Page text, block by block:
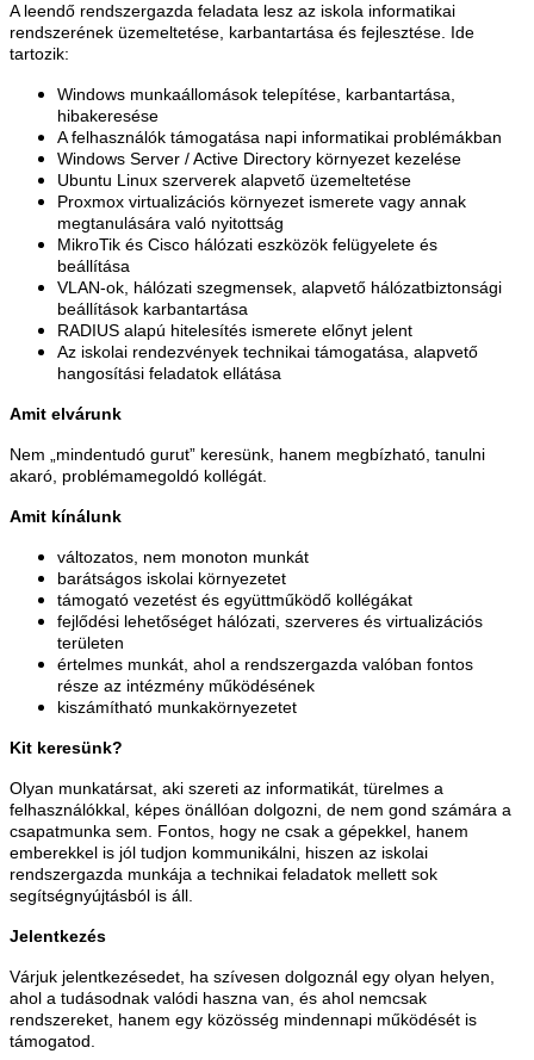
A leendő rendszergazda feladata lesz az iskola informatikai
rendszerének üzemeltetése, karbantartása és fejlesztése. Ide
tartozik:
Windows munkaállomások telepítése, karbantartása,
hibakeresése
A felhasználók támogatása napi informatikai problémákban
Windows Server / Active Directory környezet kezelése
Ubuntu Linux szerverek alapvető üzemeltetése
Proxmox virtualizációs környezet ismerete vagy annak
megtanulására való nyitottság
MikroTik és Cisco hálózati eszközök felügyelete és
beállítása
VLAN-ok, hálózati szegmensek, alapvető hálózatbiztonsági
beállítások karbantartása
RADIUS alapú hitelesítés ismerete előnyt jelent
Az iskolai rendezvények technikai támogatása, alapvető
hangosítási feladatok ellátása
Amit elvárunk
Nem „mindentudó gurut” keresünk, hanem megbízható, tanulni
akaró, problémamegoldó kollégát.
Amit kínálunk
változatos, nem monoton munkát
barátságos iskolai környezetet
támogató vezetést és együttműködő kollégákat
fejlődési lehetőséget hálózati, szerveres és virtualizációs
területen
értelmes munkát, ahol a rendszergazda valóban fontos
része az intézmény működésének
kiszámítható munkakörnyezetet
Kit keresünk?
Olyan munkatársat, aki szereti az informatikát, türelmes a
felhasználókkal, képes önállóan dolgozni, de nem gond számára a
csapatmunka sem. Fontos, hogy ne csak a gépekkel, hanem
emberekkel is jól tudjon kommunikálni, hiszen az iskolai
rendszergazda munkája a technikai feladatok mellett sok
segítségnyújtásból is áll.
Jelentkezés
Várjuk jelentkezésedet, ha szívesen dolgoznál egy olyan helyen,
ahol a tudásodnak valódi haszna van, és ahol nemcsak
rendszereket, hanem egy közösség mindennapi működését is
támogatod.